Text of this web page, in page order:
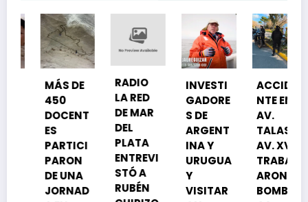
RADIO
LA RED
DE MAR
PLATA
ENTREVI
STÓ A
RUBÉN
INVESTI
GADORE
S DE
ARGENT
INA Y
URUGUA
Y
VISITAR
ACCIDE
NTE EN
AV.
TALAS Y
AV. XVII:
TRABAJ
BOMBER
EL
EL
CADO
DE
A DE